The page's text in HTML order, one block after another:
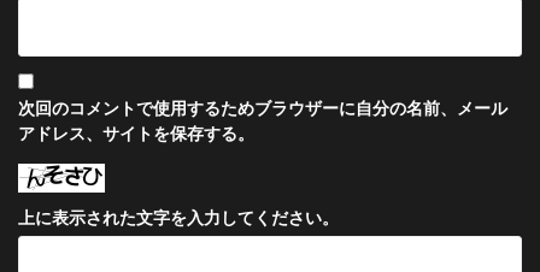
次回のコメントで使用するためブラウザーに自分の名前、メール
アドレス、サイトを保存する。
上に表示された文字を入力してください。